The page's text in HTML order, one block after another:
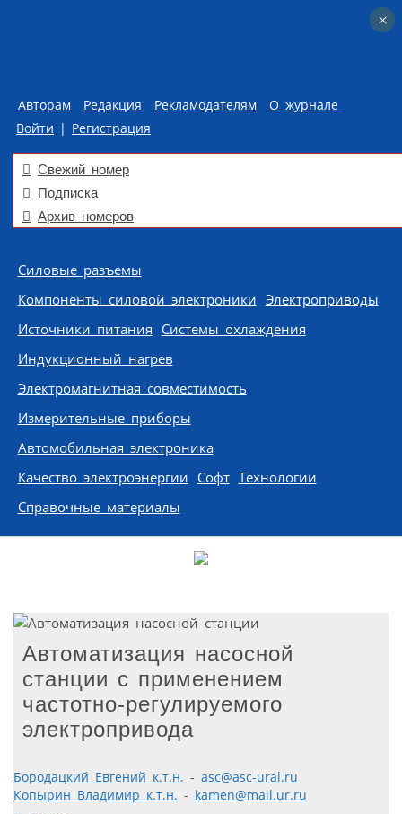
Авторам Редакция Рекламодателям
О журнале
Войти | Регистрация
Свежий номер
Подписка
Архив номеров
Skip to content
Силовые разъемы
Компоненты силовой электроники Электроприводы
Источники питания Системы охлаждения
Индукционный нагрев
Электромагнитная совместимость
Измерительные приборы
Автомобильная электроника
Качество электроэнергии Софт Технологии
Справочные материалы
Автоматизация насосной
станции с применением
частотно-регулируемого
электропривода
Бородацкий Евгений к.т.н. - asc@asc-ural.ru
Копырин Владимир к.т.н. - kamen@mail.ur.ru
×
×